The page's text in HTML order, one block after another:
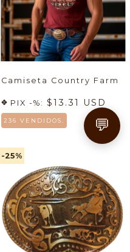
Camiseta Country Farm
PIX -%: $13.31 USD
236 VENDIDOS.
-25%
💬